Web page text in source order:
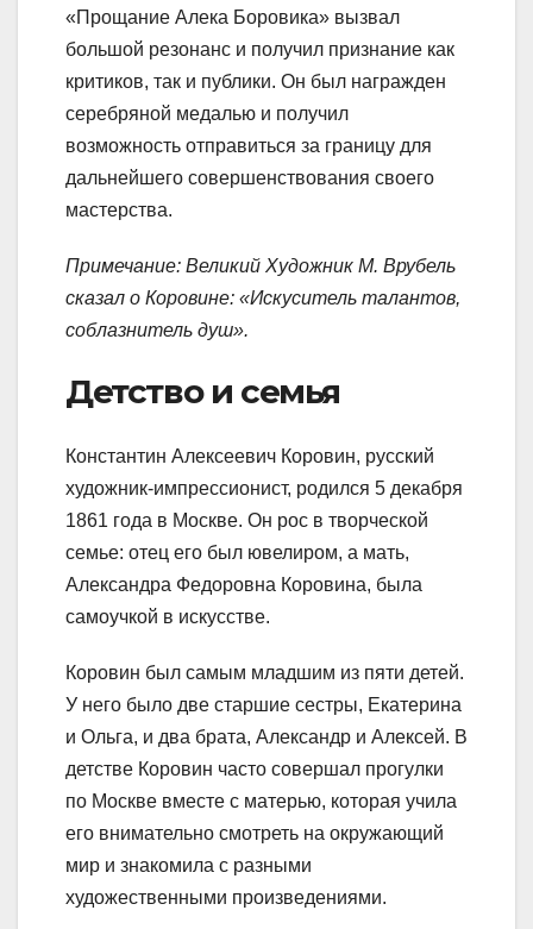
«Прощание Алека Боровика» вызвал
большой резонанс и получил признание как
критиков, так и публики. Он был награжден
серебряной медалью и получил
возможность отправиться за границу для
дальнейшего совершенствования своего
мастерства.
Примечание: Великий Художник М. Врубель
сказал о Коровине: «Искуситель талантов,
соблазнитель душ».
Детство и семья
Константин Алексеевич Коровин, русский
художник-импрессионист, родился 5 декабря
1861 года в Москве. Он рос в творческой
семье: отец его был ювелиром, а мать,
Александра Федоровна Коровина, была
самоучкой в искусстве.
Коровин был самым младшим из пяти детей.
У него было две старшие сестры, Екатерина
и Ольга, и два брата, Александр и Алексей. В
детстве Коровин часто совершал прогулки
по Москве вместе с матерью, которая учила
его внимательно смотреть на окружающий
мир и знакомила с разными
художественными произведениями.